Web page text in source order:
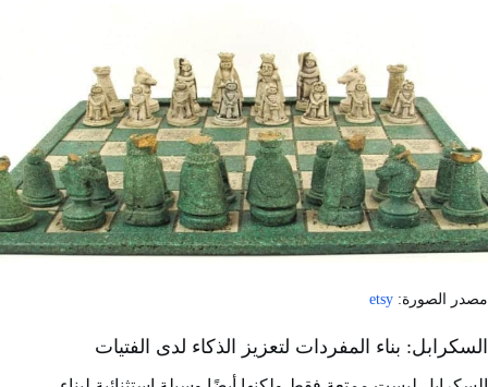
مصدر الصورة: etsy
السكرابل: بناء المفردات لتعزيز الذكاء لدى الفتيات